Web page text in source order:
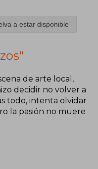
a estar disponible
de arte local,
decidir no volver a
todo, intenta olvidar
la pasión no muere